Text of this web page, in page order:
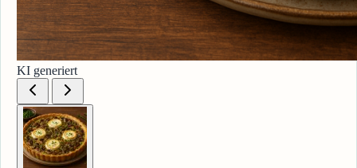
KI generiert